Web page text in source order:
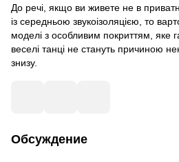
До речі, якщо ви живете не в
із середньою звукоізоляцією, то
моделі з особливим покриттям, яке
веселі танці не стануть причиною
знизу.
Обсуждение